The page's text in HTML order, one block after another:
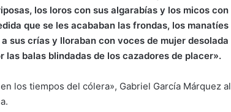
los loros con sus algarabías y los micos con
que se les acababan las frondas, los manatíes
sus crías y lloraban con voces de mujer desolada
balas blindadas de los cazadores de placer».
los tiempos del cólera», Gabriel García Márquez al